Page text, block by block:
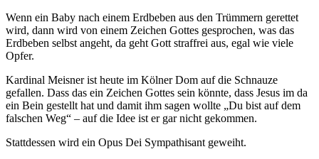
Wenn ein Baby nach einem Erdbeben aus den Trümmern gerettet
wird, dann wird von einem Zeichen Gottes gesprochen, was das
Erdbeben selbst angeht, da geht Gott straffrei aus, egal wie viele
Opfer.
Kardinal Meisner ist heute im Kölner Dom auf die Schnauze
gefallen. Dass das ein Zeichen Gottes sein könnte, dass Jesus im da
ein Bein gestellt hat und damit ihm sagen wollte „Du bist auf dem
falschen Weg“ – auf die Idee ist er gar nicht gekommen.
Stattdessen wird ein Opus Dei Sympathisant geweiht.